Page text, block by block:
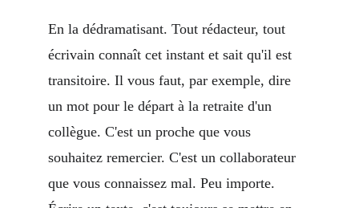
En la dédramatisant. Tout rédacteur, tout
écrivain connaît cet instant et sait qu'il est
transitoire. Il vous faut, par exemple, dire
un mot pour le départ à la retraite d'un
collègue. C'est un proche que vous
souhaitez remercier. C'est un collaborateur
que vous connaissez mal. Peu importe.